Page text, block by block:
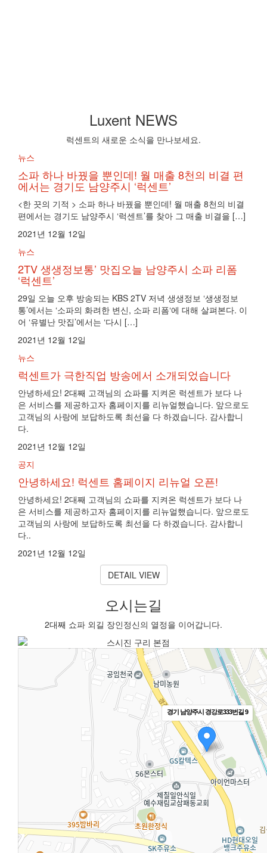
Luxent NEWS
럭센트의 새로운 소식을 만나보세요.
뉴스
소파 하나 바꿨을 뿐인데! 월 매출 8천의 비결 편
에서는 경기도 남양주시 ‘럭센트’
<한 끗의 기적 > 소파 하나 바꿨을 뿐인데! 월 매출 8천의 비결
편에서는 경기도 남양주시 ‘럭센트’를 찾아 그 매출 비결을 […]
2021년 12월 12일
뉴스
2TV 생생정보통’ 맛집오늘 남양주시 소파 리폼
‘럭센트’
29일 오늘 오후 방송되는 KBS 2TV 저녁 생생정보 ‘생생정보
통’에서는 ‘소파의 화려한 변신, 소파 리폼‘에 대해 살펴본다. 이
어 ‘유별난 맛집’에서는 ‘다시 […]
2021년 12월 12일
뉴스
럭센트가 극한직업 방송에서 소개되었습니다
안녕하세요! 2대째 고객님의 쇼파를 지켜온 럭센트가 보다 나
은 서비스를 제공하고자 홈페이지를 리뉴얼했습니다. 앞으로도
고객님의 사랑에 보답하도록 최선을 다 하겠습니다. 감사합니
다.
2021년 12월 12일
공지
안녕하세요! 럭센트 홈페이지 리뉴얼 오픈!
안녕하세요! 2대째 고객님의 쇼파를 지켜온 럭센트가 보다 나
은 서비스를 제공하고자 홈페이지를 리뉴얼했습니다. 앞으로도
고객님의 사랑에 보답하도록 최선을 다 하겠습니다. 감사합니
다..
2021년 12월 12일
DETAIL VIEW
오시는길
2대째 쇼파 외길 장인정신의 열정을 이어갑니다.
경기 남양주시 경강로333번길 9